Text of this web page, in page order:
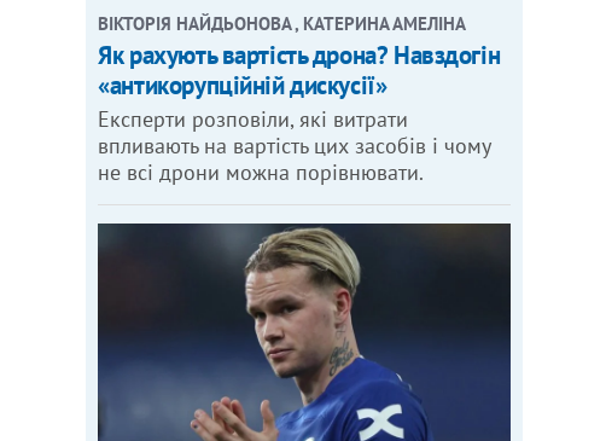
ВІКТОРІЯ НАЙДЬОНОВА , КАТЕРИНА АМЕЛІНА
Як рахують вартість дрона? Навздогін
«антикорупційній дискусії»
Експерти розповіли, які витрати
впливають на вартість цих засобів і чому
не всі дрони можна порівнювати.